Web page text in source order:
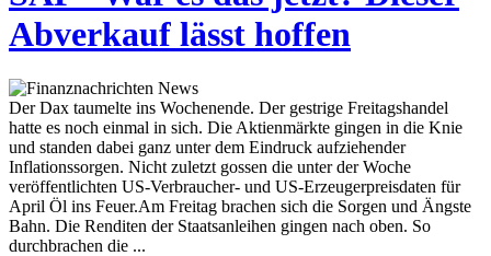
Abverkauf lässt hoffen
Der Dax taumelte ins Wochenende. Der gestrige Freitagshandel
hatte es noch einmal in sich. Die Aktienmärkte gingen in die Knie
und standen dabei ganz unter dem Eindruck aufziehender
Inflationssorgen. Nicht zuletzt gossen die unter der Woche
veröffentlichten US-Verbraucher- und US-Erzeugerpreisdaten für
April Öl ins Feuer.Am Freitag brachen sich die Sorgen und Ängste
Bahn. Die Renditen der Staatsanleihen gingen nach oben. So
durchbrachen die ...